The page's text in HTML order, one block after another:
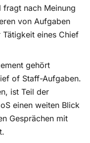
fragt nach Meinung
von Aufgaben
eines Chief
gehört
of Staff-Aufgaben.
ist Teil der
einen weiten Blick
Gesprächen mit